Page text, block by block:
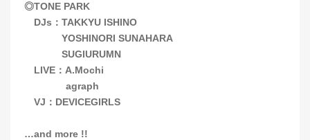
◎TONE PARK
DJs：TAKKYU ISHINO
YOSHINORI SUNAHARA
SUGIURUMN
LIVE：A.Mochi
agraph
VJ：DEVICEGIRLS
…and more !!